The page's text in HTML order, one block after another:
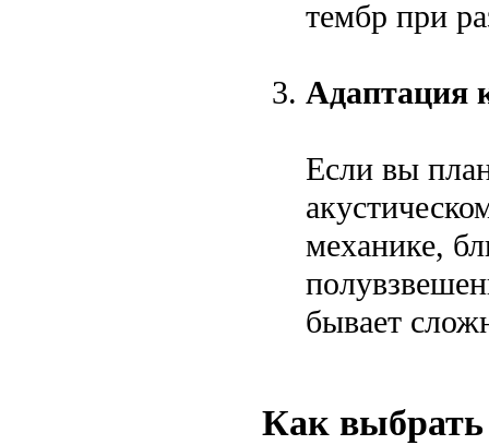
тембр при
Адаптация
Если вы
механике,
бывает
Как